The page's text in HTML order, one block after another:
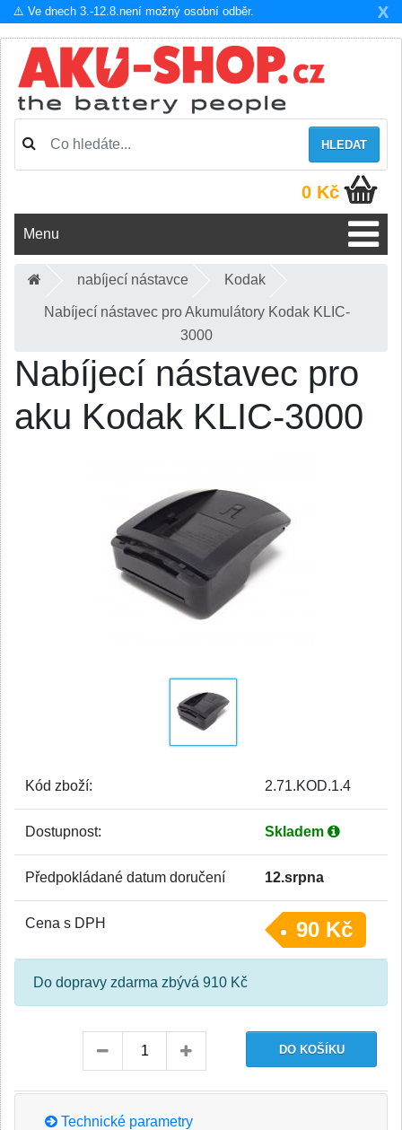
X
⚠️ Ve dnech 3.-12.8.není možný osobní odběr.
HLEDAT
0 Kč
Menu
nabíjecí nástavce Kodak
Nabíjecí nástavec pro Akumulátory Kodak KLIC-
3000
Nabíjecí nástavec pro
aku Kodak KLIC-3000
Kód zboží: 2.71.KOD.1.4
Dostupnost: Skladem
Předpokládané datum doručení 12.srpna
Cena s DPH 90 Kč
Do dopravy zdarma zbývá 910 Kč
Technické parametry